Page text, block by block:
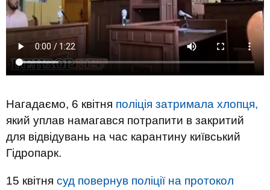
Нагадаємо, 6 квітня поліція затримала хлопця,
який уплав намагався потрапити в закритий
для відвідувань на час карантину київський
Гідропарк.
15 квітня суд повернув поліції на протокол